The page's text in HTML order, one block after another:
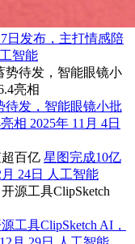
日发布，主打情感陪
智能
待发，智能眼镜小批
相 2025年 11月 4日
星图完成10亿
24日 人工智能
工具ClipSketch AI，